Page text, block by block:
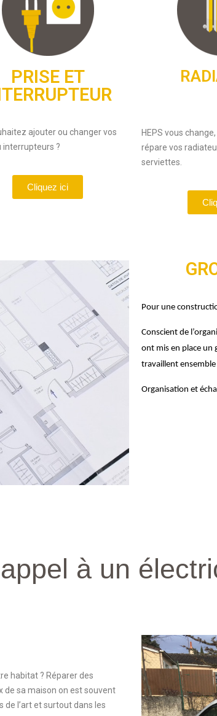
PRISE ET
ajouter ou changer vos
interrupteurs ?
Cliquez ici
HEPS vous
répare vos
serviettes.
Pour une
Conscient de
ont mis en place un
travaillent
Organisation et
à un
habitat ? Réparer des
de sa maison on est souvent
de l’art et surtout dans les